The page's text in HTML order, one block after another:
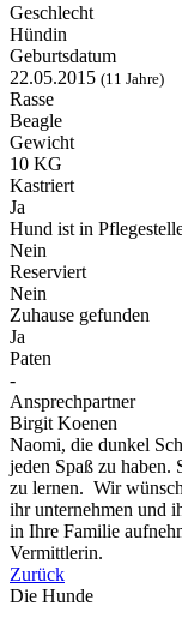
Geschlecht
Hündin
Geburtsdatum
22.05.2015 (11 Jahre)
Rasse
Beagle
Gewicht
10 KG
Kastriert
Ja
Hund ist in
Nein
Reserviert
Nein
Zuhause gefunden
Ja
Paten
-
Ansprechpartner
Birgit Koenen
Naomi, die dunkel
jeden Spaß zu haben.
zu lernen. Wir
ihr unternehmen und
in Ihre Familie
Vermittlerin.
Zurück
Die Hunde